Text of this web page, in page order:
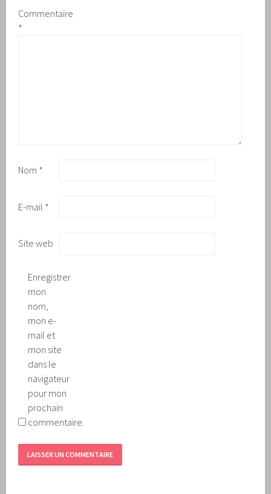
Commentaire
*
Nom *
E-mail *
Site web
Enregistrer
mon
nom,
mon e-
mail et
mon site
dans le
navigateur
pour mon
prochain
commentaire.